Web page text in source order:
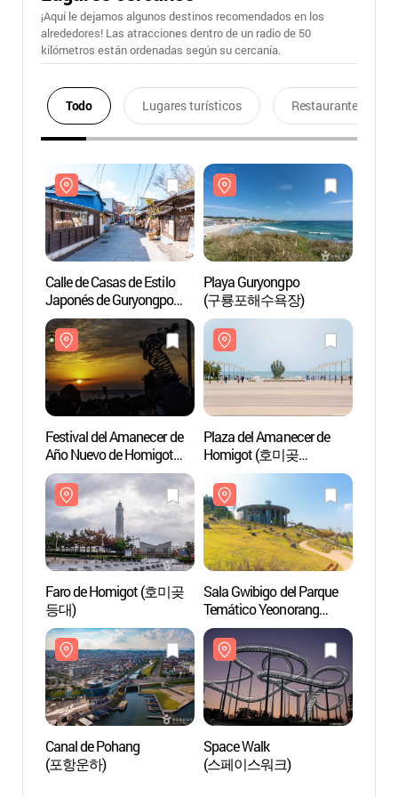
¡Aquí le dejamos algunos destinos recomendados en los
alrededores! Las atracciones dentro de un radio de 50
kilómetros están ordenadas según su cercanía.
Todo Lugares turísticos Restaurantes
Calle de Casas de Estilo
Japonés de Guryongpo
(구룡포 일본인 가옥거리)
Playa Guryongpo
(구룡포해수욕장)
Festival del Amanecer de
Año Nuevo de Homigot
(호미곶한민족해맞이축
전)
Plaza del Amanecer de
Homigot (호미곶
해맞이광장)
Faro de Homigot (호미곶
등대)
Sala Gwibigo del Parque
Temático Yeonorang
Saewonyeo
(연오랑세오녀테마공원
귀비고)
Canal de Pohang
(포항운하)
Space Walk
(스페이스워크)